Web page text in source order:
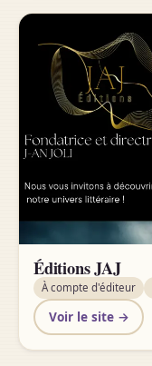
Éditions JAJ
À compte d'éditeur
Voir le site →